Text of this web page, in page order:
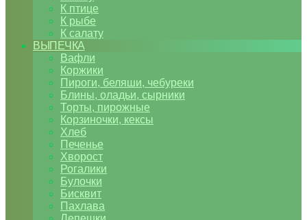
К птице
К рыбе
К салату
ВЫПЕЧКА
Вафли
Коржики
Пироги, беляши, чебуреки
Блины, оладьи, сырники
Торты, пирожные
Корзиночки, кексы
Хлеб
Печенье
Хворост
Рогалики
Булочки
Бисквит
Пахлава